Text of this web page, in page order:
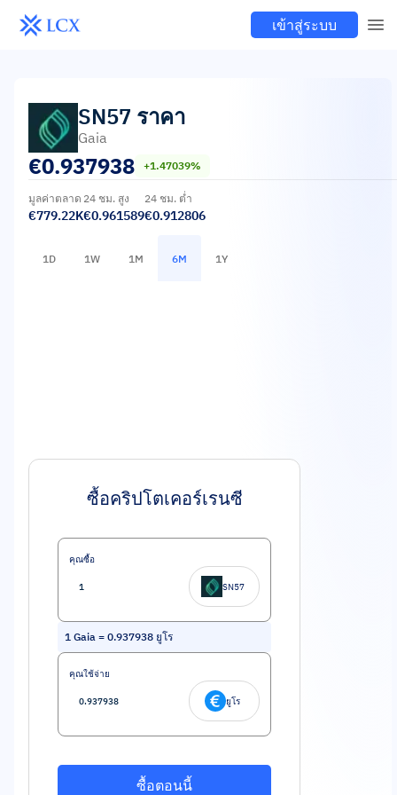
เข้าสู่ระบบ
SN57 ราคา
Gaia
€0.937938 +1.47039%
มูลค่าตลาด
€779.22K
24 ชม. สูง
€0.961589
24 ชม. ต่ำ
€0.912806
1D 1W 1M 6M 1Y
ซื้อคริปโตเคอร์เรนซี
คุณซื้อ
SN57
1 Gaia = 0.937938 ยูโร
คุณใช้จ่าย
ยูโร
ซื้อตอนนี้